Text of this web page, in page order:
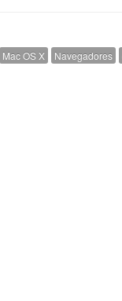
Mac OS X Navegadores